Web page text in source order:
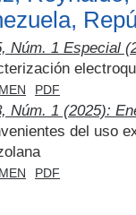
Núm. 1 Especial
PDF
Núm. 1 (2025):
del uso
PDF